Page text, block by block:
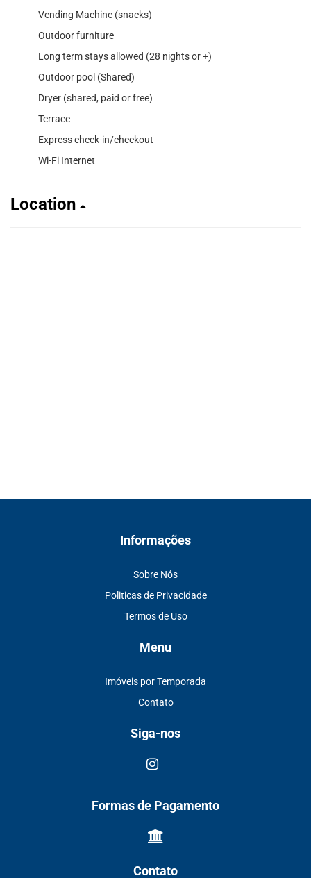
Vending Machine (snacks)
Outdoor furniture
Long term stays allowed (28 nights or +)
Outdoor pool (Shared)
Dryer (shared, paid or free)
Terrace
Express check-in/checkout
Wi-Fi Internet
Location
Informações
Sobre Nós
Politicas de Privacidade
Termos de Uso
Menu
Imóveis por Temporada
Contato
Siga-nos
Formas de Pagamento
Contato